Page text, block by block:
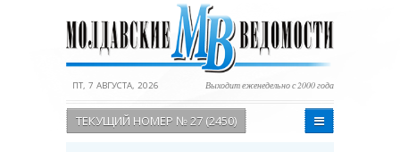
ПТ, 7 АВГУСТА, 2026 Выходит еженедельно с 2000 года
ТЕКУЩИЙ НОМЕР № 27 (2450)